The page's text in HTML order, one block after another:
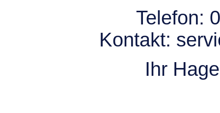
Telefon:
Kontakt:
Ihr